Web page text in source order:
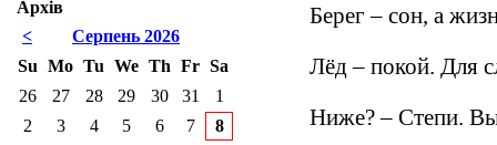
Берег – сон, а
Лёд – покой. Для
Ниже? – Степи.
Архів
<
Серпень 2026
Su Mo Tu We Th Fr Sa
26
27 28 29 30 31
1
2
3 4 5 6 7
8